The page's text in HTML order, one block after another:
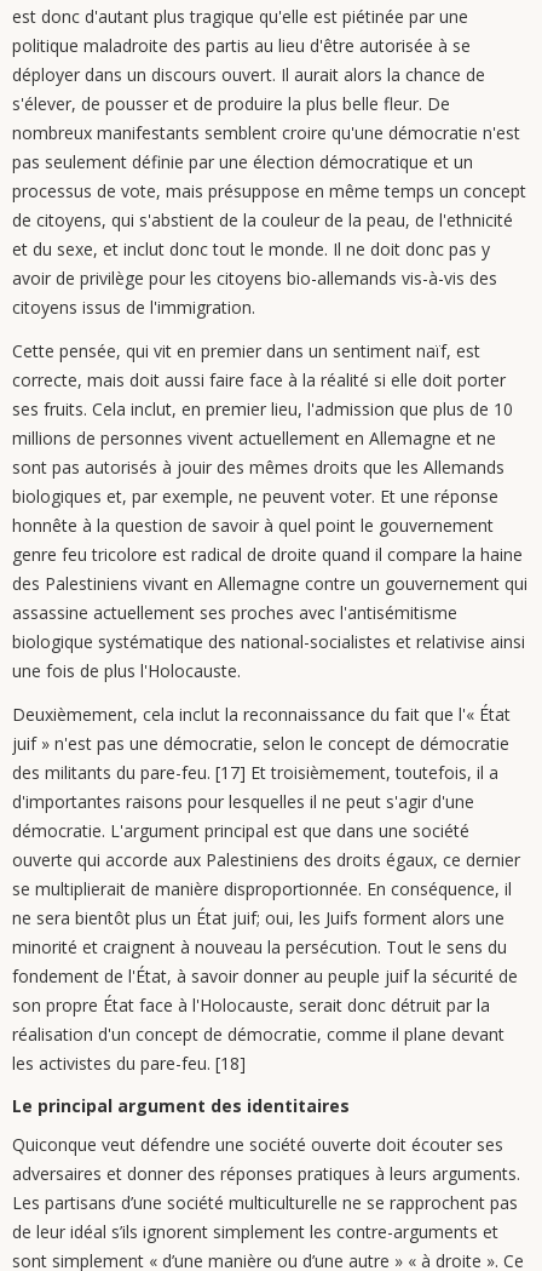
est donc d'autant plus tragique qu'elle est piétinée par une
politique maladroite des partis au lieu d'être autorisée à se
déployer dans un discours ouvert. Il aurait alors la chance de
s'élever, de pousser et de produire la plus belle fleur. De
nombreux manifestants semblent croire qu'une démocratie n'est
pas seulement définie par une élection démocratique et un
processus de vote, mais présuppose en même temps un concept
de citoyens, qui s'abstient de la couleur de la peau, de l'ethnicité
et du sexe, et inclut donc tout le monde. Il ne doit donc pas y
avoir de privilège pour les citoyens bio-allemands vis-à-vis des
citoyens issus de l'immigration.
Cette pensée, qui vit en premier dans un sentiment naïf, est
correcte, mais doit aussi faire face à la réalité si elle doit porter
ses fruits. Cela inclut, en premier lieu, l'admission que plus de 10
millions de personnes vivent actuellement en Allemagne et ne
sont pas autorisés à jouir des mêmes droits que les Allemands
biologiques et, par exemple, ne peuvent voter. Et une réponse
honnête à la question de savoir à quel point le gouvernement
genre feu tricolore est radical de droite quand il compare la haine
des Palestiniens vivant en Allemagne contre un gouvernement qui
assassine actuellement ses proches avec l'antisémitisme
biologique systématique des national-socialistes et relativise ainsi
une fois de plus l'Holocauste.
Deuxièmement, cela inclut la reconnaissance du fait que l'« État
juif » n'est pas une démocratie, selon le concept de démocratie
des militants du pare-feu. [17] Et troisièmement, toutefois, il a
d'importantes raisons pour lesquelles il ne peut s'agir d'une
démocratie. L'argument principal est que dans une société
ouverte qui accorde aux Palestiniens des droits égaux, ce dernier
se multiplierait de manière disproportionnée. En conséquence, il
ne sera bientôt plus un État juif; oui, les Juifs forment alors une
minorité et craignent à nouveau la persécution. Tout le sens du
fondement de l'État, à savoir donner au peuple juif la sécurité de
son propre État face à l'Holocauste, serait donc détruit par la
réalisation d'un concept de démocratie, comme il plane devant
les activistes du pare-feu. [18]
Le principal argument des identitaires
Quiconque veut défendre une société ouverte doit écouter ses
adversaires et donner des réponses pratiques à leurs arguments.
Les partisans d’une société multiculturelle ne se rapprochent pas
de leur idéal s’ils ignorent simplement les contre-arguments et
sont simplement « d’une manière ou d’une autre » « à droite ». Ce